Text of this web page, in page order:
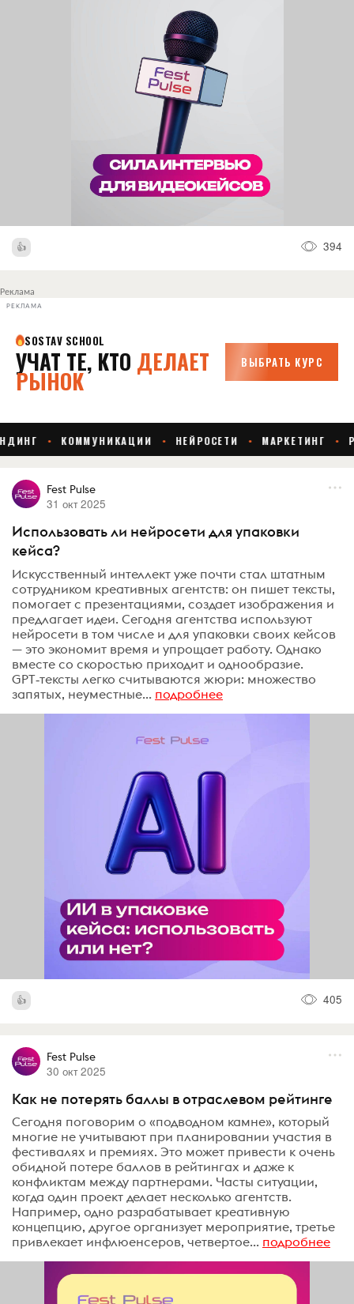
394
Реклама
РЕКЛАМА
Fest Pulse
31 окт 2025
Использовать ли нейросети для упаковки
кейса?
Искусственный интеллект уже почти стал штатным
сотрудником креативных агентств: он пишет тексты,
помогает с презентациями, создает изображения и
предлагает идеи. Сегодня агентства используют
нейросети в том числе и для упаковки своих кейсов
— это экономит время и упрощает работу. Однако
вместе со скоростью приходит и однообразие.
GPT‑тексты легко считываются жюри: множество
запятых, неуместные... подробнее
405
Fest Pulse
30 окт 2025
Как не потерять баллы в отраслевом рейтинге
Сегодня поговорим о «подводном камне», который
многие не учитывают при планировании участия в
фестивалях и премиях. Это может привести к очень
обидной потере баллов в рейтингах и даже к
конфликтам между партнерами. Часты ситуации,
когда один проект делает несколько агентств.
Например, одно разрабатывает креативную
концепцию, другое организует мероприятие, третье
привлекает инфлюенсеров, четвертое... подробнее